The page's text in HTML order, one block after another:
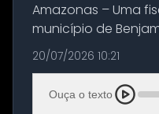
Amazonas – Uma
município de
com a apreensão
quilos de
embarcação
materia...
20/07/2026 10:21
Ouça o texto